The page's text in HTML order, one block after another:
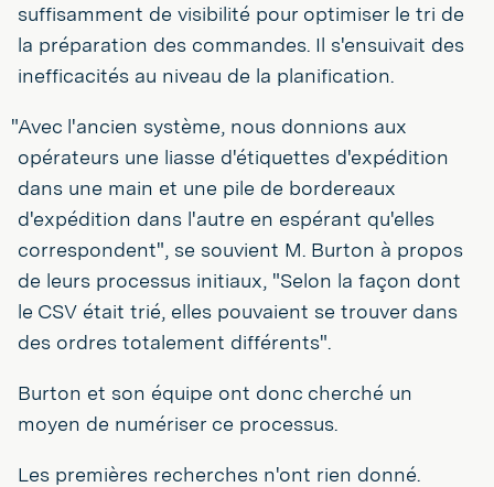
suffisamment de visibilité pour optimiser le tri de
la préparation des commandes. Il s'ensuivait des
inefficacités au niveau de la planification.
"Avec l'ancien système, nous donnions aux
opérateurs une liasse d'étiquettes d'expédition
dans une main et une pile de bordereaux
d'expédition dans l'autre en espérant qu'elles
correspondent", se souvient M. Burton à propos
de leurs processus initiaux, "Selon la façon dont
le CSV était trié, elles pouvaient se trouver dans
des ordres totalement différents".
Burton et son équipe ont donc cherché un
moyen de numériser ce processus.
Les premières recherches n'ont rien donné.